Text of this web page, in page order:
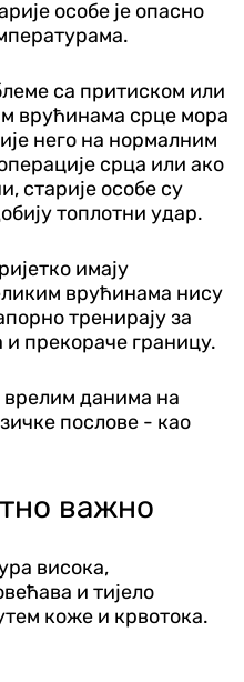
особе је опасно
са притиском или
врућинама срце мора
него на нормалним
срца или ако
старије особе су
топлотни удар.
имају
врућинама нису
тренирају за
прекораче границу.
врелим данима на
послове - као
важно
висока,
и тијело
коже и крвотока.